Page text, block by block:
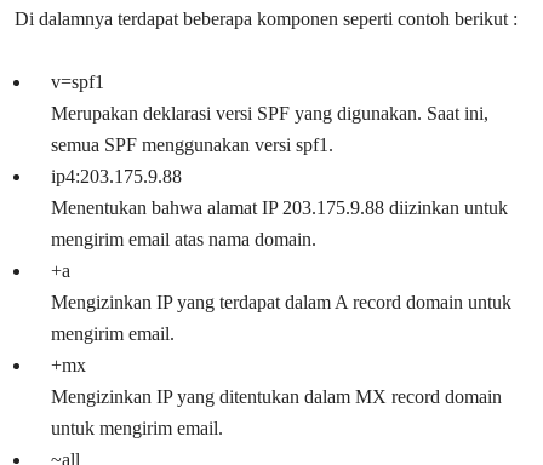
Di dalamnya terdapat beberapa komponen seperti contoh berikut :
v=spf1
Merupakan deklarasi versi SPF yang digunakan. Saat ini,
semua SPF menggunakan versi spf1.
ip4:203.175.9.88
Menentukan bahwa alamat IP 203.175.9.88 diizinkan untuk
mengirim email atas nama domain.
+a
Mengizinkan IP yang terdapat dalam A record domain untuk
mengirim email.
+mx
Mengizinkan IP yang ditentukan dalam MX record domain
untuk mengirim email.
~all